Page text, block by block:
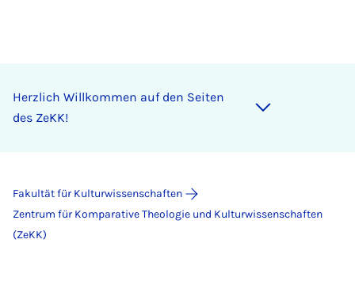
Herzlich Willkommen auf den Seiten
des ZeKK!
Fakultät für Kulturwissenschaften
Zentrum für Komparative Theologie und Kulturwissenschaften
(ZeKK)